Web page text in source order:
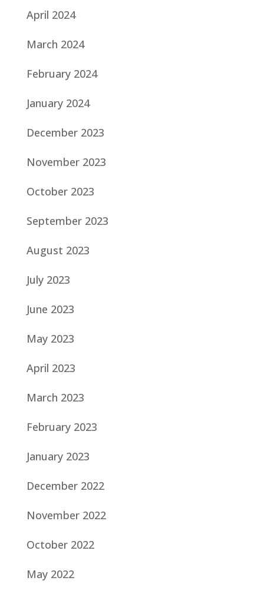
April 2024
March 2024
February 2024
January 2024
December 2023
November 2023
October 2023
September 2023
August 2023
July 2023
June 2023
May 2023
April 2023
March 2023
February 2023
January 2023
December 2022
November 2022
October 2022
May 2022